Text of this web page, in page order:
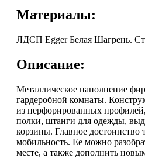
Материалы:
ЛДСП Egger Белая Шагрень.
Описание:
Металлическое наполнение
гардеробной комнаты.
из перфорированных
полки, штанги для одежды,
корзины. Главное
мобильность. Ее можно
месте, а также дополнить